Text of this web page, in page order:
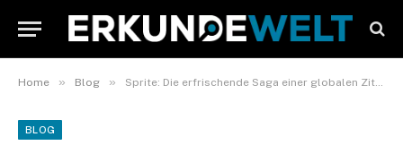
Home » Blog » Sprite: Die erfrischende Saga einer globalen Zitronen-Limetten-Sensation
BLOG